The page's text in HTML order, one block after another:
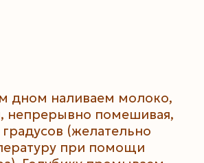
дном наливаем молоко,
непрерывно помешивая,
(желательно
при помощи